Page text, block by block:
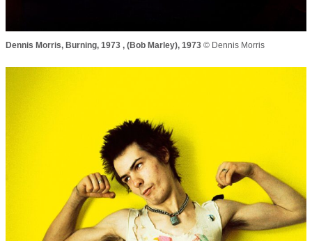
Dennis Morris, Burning, 1973 , (Bob Marley), 1973 © Dennis Morris